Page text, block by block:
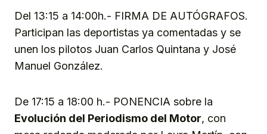
Del 13:15 a 14:00h.- FIRMA DE AUTÓGRAFOS.
Participan las deportistas ya comentadas y se
unen los pilotos Juan Carlos Quintana y José
Manuel González.
De 17:15 a 18:00 h.- PONENCIA sobre la
Evolución del Periodismo del Motor, con